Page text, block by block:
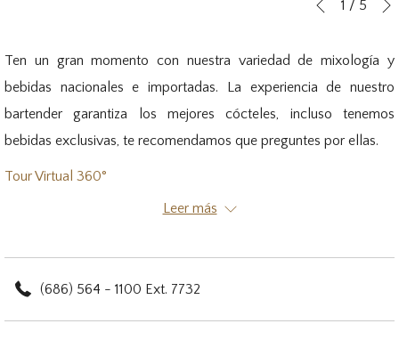
control
de
la
presentación
clic
en
los
siguientes
Anterior
1 / 5
Ten un gran momento con nuestra variedad de mixología y
bebidas nacionales e importadas. La experiencia de nuestro
bartender garantiza los mejores cócteles, incluso tenemos
bebidas exclusivas, te recomendamos que preguntes por ellas.
Tour Virtual 360°
Leer más
(686) 564 - 1100 Ext. 7732